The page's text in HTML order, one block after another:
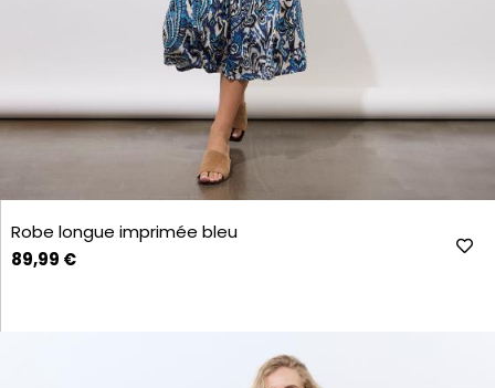
Robe longue imprimée bleu
89,99 €